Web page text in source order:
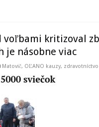
voľbami kritizoval
je násobne viac
Matovič, OĽANO kauzy, zdravotníctvo